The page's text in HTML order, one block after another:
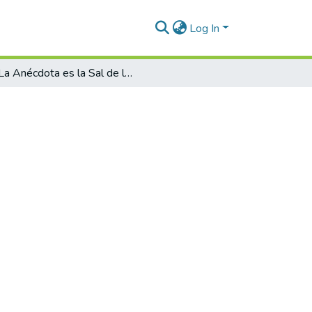
Log In
La Anécdota es la Sal de la Vida